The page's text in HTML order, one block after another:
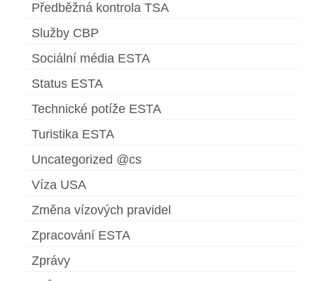
Předběžná kontrola TSA
Služby CBP
Sociální média ESTA
Status ESTA
Technické potíže ESTA
Turistika ESTA
Uncategorized @cs
Víza USA
Změna vízových pravidel
Zpracování ESTA
Zprávy